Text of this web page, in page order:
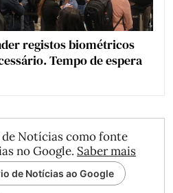
registos biométricos
Tempo de espera
Notícias como fonte
no Google. Saber mais
de Notícias ao Google